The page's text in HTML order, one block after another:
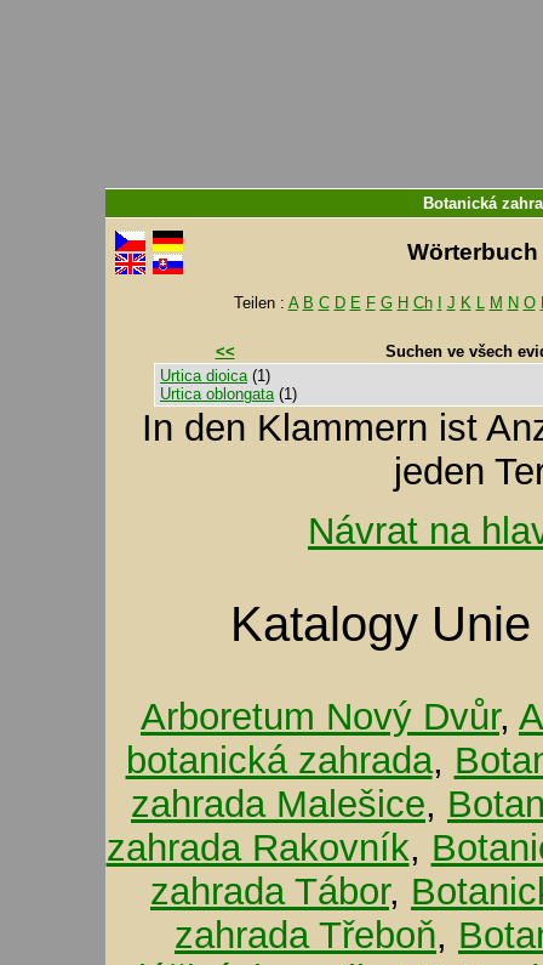
Botanická
Teilen : A B C D E F G H Ch J K L M N O
<<
Suchen ve všech
Urtica dioica(1)
Urtica oblongata(1)
In den Klammern ist
jeden
Návrat na
Katalogy
Arboretum Nový Dvůr,
botanická zahrada,
zahrada Malešice,
zahrada Rakovník,
zahrada Tábor,
zahrada Třeboň,